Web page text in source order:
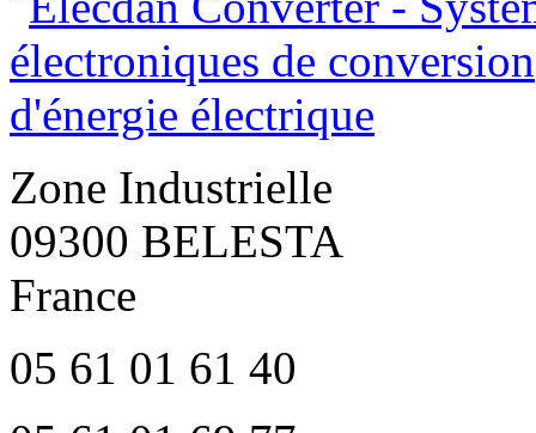
Zone Industrielle
09300 BELESTA
France
05 61 01 61 40